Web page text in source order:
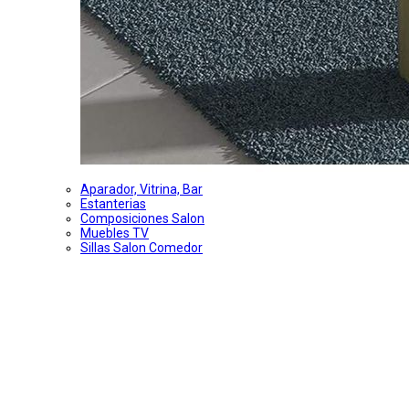
Aparador, Vitrina, Bar
Estanterias
Composiciones Salon
Muebles TV
Sillas Salon Comedor